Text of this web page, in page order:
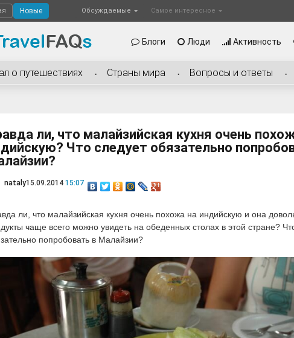
Новые Обсуждаемые Самое интересное
Блоги Люди Активность
о путешествиях Страны мира Вопросы и ответы
ли, что малайзийская кухня очень
Что следует обязательно
nataly15.09.2014 15:07
ли, что малайзийская кухня очень похожа на индийскую и она
чаще всего можно увидеть на обеденных столах в этой стране?
попробовать в Малайзии?